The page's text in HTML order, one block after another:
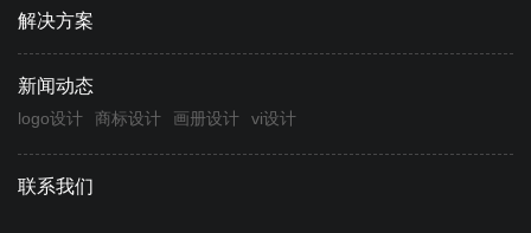
解决方案
新闻动态
logo设计 商标设计 画册设计 vi设计
联系我们